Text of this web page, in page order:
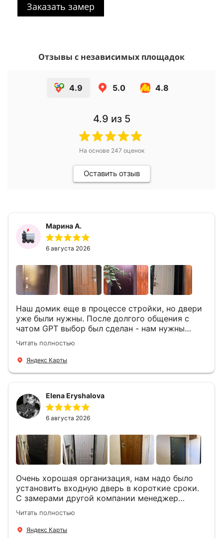
Заказать замер
Отзывы с независимых площадок
4.9 5.0 4.8
4.9 из 5
На основе 247 оценок
Оставить отзыв
Марина А.
6 августа 2026
Наш домик еще в процессе стройки, но двери
уже были нужны. После долгого общения с
чатом GPT выбор был сделан - нам нужны
двери Аргус Термо Композит, которые нашлись
в компании ДвериОпт . Менеджер Филипп
ответил на все вопросы, посчитал стоимость и
установили две двери, ответили на все
вопросы . Выполненной работой мы довольны.
Огромная всем благодарность!
Читать полностью
Яндекс Карты
Elena Eryshalova
6 августа 2026
Очень хорошая организация, нам надо было
установить входную дверь в короткие сроки.
С замерами другой компании менеджер
компании Филлип, быстро предоставил нам
варианты дверей, монтаж тоже был очень
четкий, позвонили, согласовали и установили
Читать полностью
Яндекс Карты